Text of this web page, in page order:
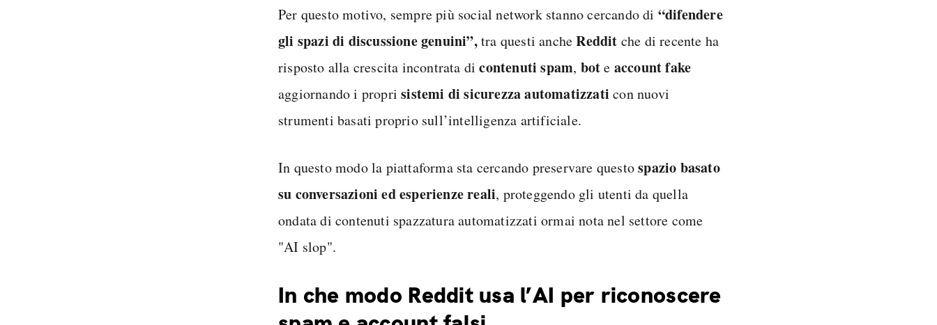
Per questo motivo, sempre più social network stanno cercando di “difendere
gli spazi di discussione genuini”,tra questi ancheReddit che di recente ha
risposto alla crescita incontrata dicontenuti spam, bote account fake
aggiornando i proprisistemi di sicurezza automatizzaticon nuovi
strumenti basati proprio sull’intelligenza artificiale.
In questo modo la piattaforma sta cercando preservare questospazio basato
su conversazioni ed esperienzereali, proteggendo gli utenti da quella
ondata di contenuti spazzatura automatizzati ormai nota nel settore come
"AI slop".
In che modo Reddit usa l’AI per riconoscere